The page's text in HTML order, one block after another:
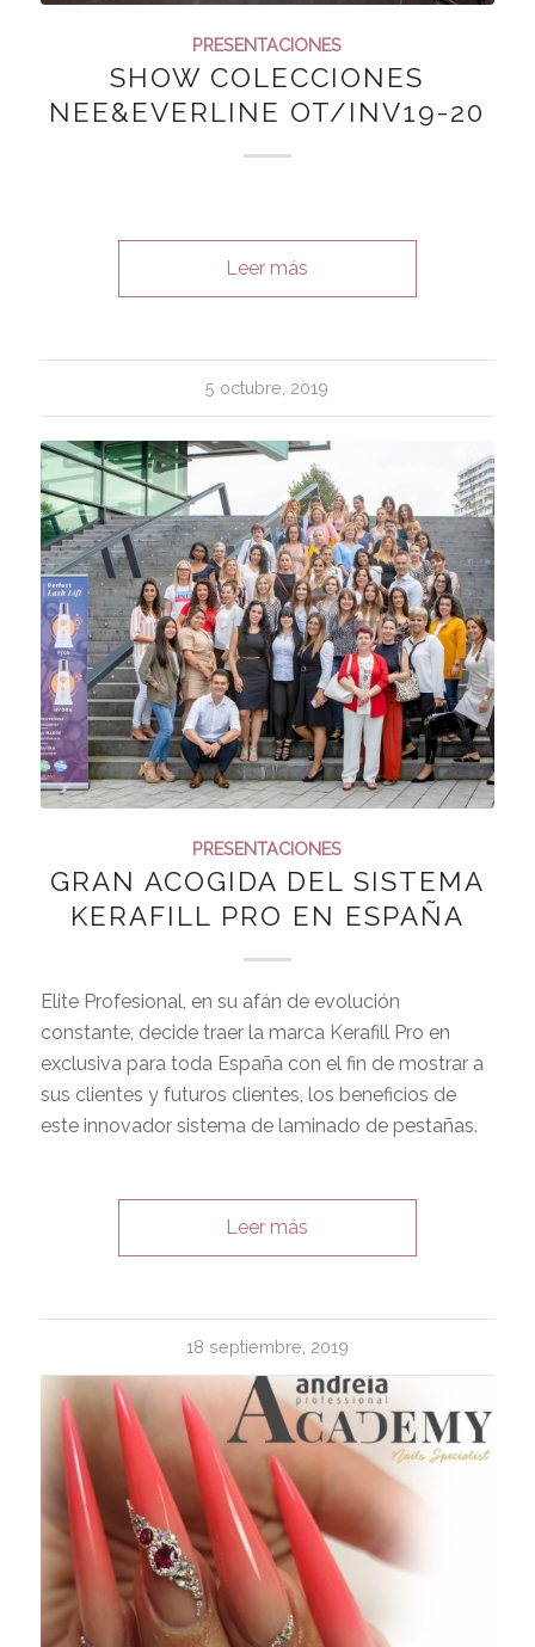
PRESENTACIONES
SHOW COLECCIONES
NEE&EVERLINE OT/INV19-20
Leer más
5 octubre, 2019
PRESENTACIONES
GRAN ACOGIDA DEL SISTEMA
KERAFILL PRO EN ESPAÑA
Elite Profesional, en su afán de evolución
constante, decide traer la marca Kerafill Pro en
exclusiva para toda España con el fin de mostrar a
sus clientes y futuros clientes, los beneficios de
este innovador sistema de laminado de pestañas.
Leer más
18 septiembre, 2019